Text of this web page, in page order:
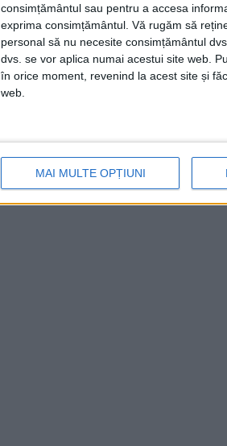
consimțământul sau pentru a accesa
exprima consimțământul. Vă rugăm să
personal să nu necesite consimțământul
dvs. se vor aplica numai acestui site web.
în orice moment, revenind la acest site și
web.
MAI MULTE OPȚIUNI